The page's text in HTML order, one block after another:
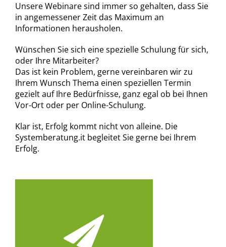
Unsere Webinare sind immer so gehalten, dass Sie
in angemessener Zeit das Maximum an
Informationen herausholen.
Wünschen Sie sich eine spezielle Schulung für sich,
oder Ihre Mitarbeiter?
Das ist kein Problem, gerne vereinbaren wir zu
Ihrem Wunsch Thema einen speziellen Termin
gezielt auf Ihre Bedürfnisse, ganz egal ob bei Ihnen
Vor-Ort oder per Online-Schulung.
Klar ist, Erfolg kommt nicht von alleine. Die
Systemberatung.it begleitet Sie gerne bei Ihrem
Erfolg.